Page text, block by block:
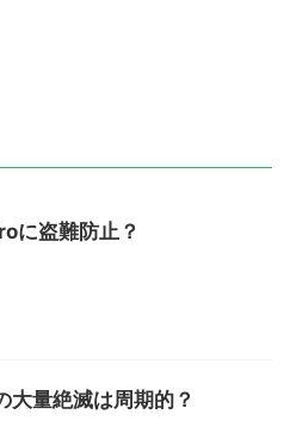
に盗難防止？
大量絶滅は周期的？